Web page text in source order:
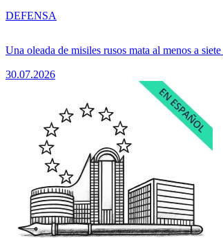
Una oleada de misiles rusos mata al menos a
30.07.2026
DEFENSA